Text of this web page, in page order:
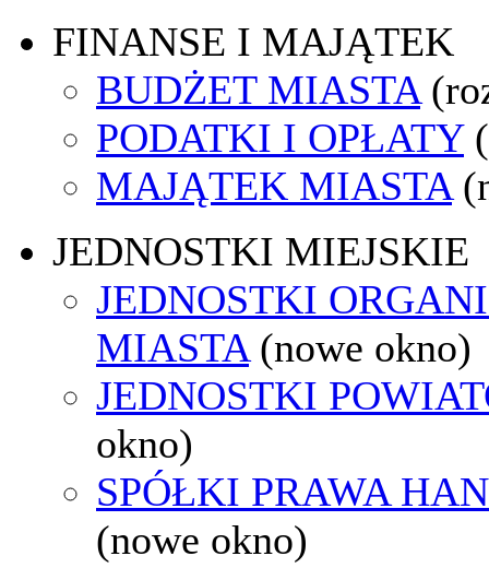
FINANSE I MAJĄTEK
BUDŻET MIASTA
PODATKI I OPŁATY
MAJĄTEK MIASTA
JEDNOSTKI MIEJSKIE
JEDNOSTKI
MIASTA (nowe okno)
JEDNOSTKI
okno)
SPÓŁKI PRAWA
(nowe okno)